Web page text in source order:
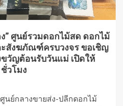
” ศูนย์รวมดอกไม้สด ดอกไม้
ะสังฆภัณฑ์ครบวงจร ขอเชิญ
วัญต้อนรับวันแม่ เปิดให้
วโมง
นย์กลางขายส่ง-ปลีกดอกไม้